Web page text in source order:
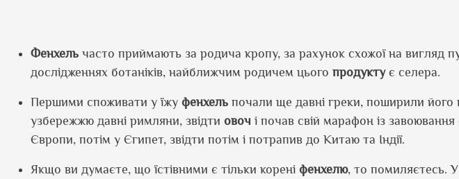
Фенхель часто приймають за родича кропу, за рахунок схожої на вигляд
дослідженнях ботаніків, найближчим родичем цього продуктує селера.
Першими споживати у їжу фенхель почали ще давні греки, поширили
узбережжю давні римляни, звідти овоч і почав свій марафон із завоювання
Європи, потім у Єгипет, звідти потім і потрапив до Китаю та Індії.
Якщо ви думаєте, що їстівними є тільки корені фенхелю, то помиляєтесь. У